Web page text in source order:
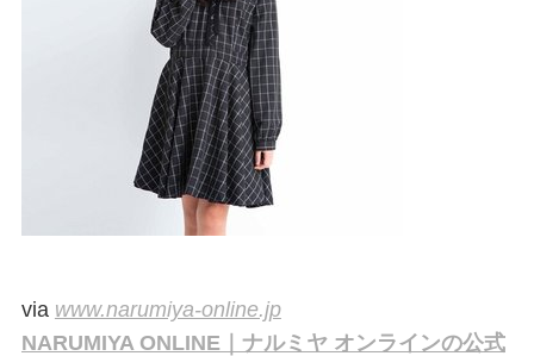
via www.narumiya-online.jp
NARUMIYA ONLINE｜ナルミヤ オンラインの公式